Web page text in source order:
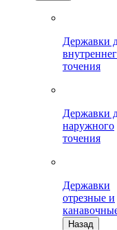
Державки
точения
Державки
наружного
точения
Державки
отрезные и
Назад